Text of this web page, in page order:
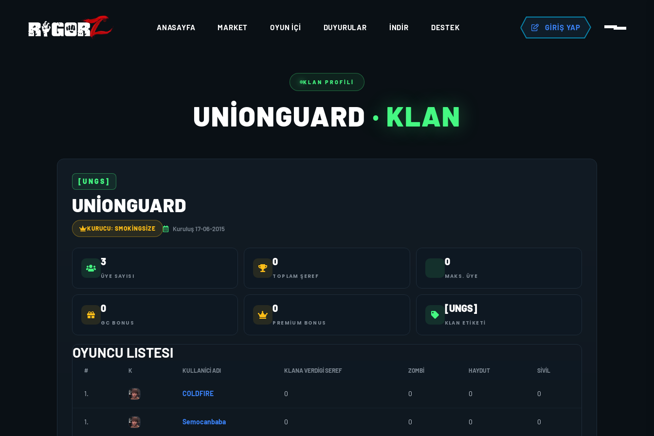
ANASAYFA MARKET OYUN İÇI DUYURULAR İNDIR DESTEK GIRIŞ YAP
KLAN PROFILI
UNIONGUARD · KLAN
[UNGS]
UNIONGUARD
KURUCU: SMOKINGSIZE Kuruluş 17-06-2015
3
ÜYE SAYISI
0
TOPLAM ŞEREF
0
MAKS. ÜYE
0
GC BONUS
0
PREMIUM BONUS
[UNGS]
KLAN ETIKETI
OYUNCU LISTESI
# K KULLANICI ADI KLANA VERDIGI SEREF ZOMBI HAYDUT SIVIL
1. COLDFIRE 0 0 0 0
1. Semocanbaba 0 0 0 0